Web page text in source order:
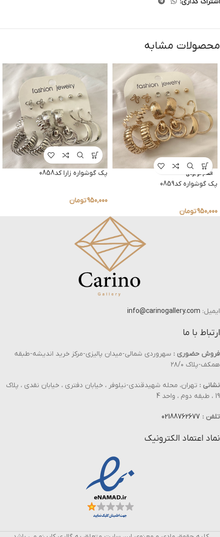
محصولات مشابه
اتمام موجودی
پک گوشواره کد0859
950,000تومان
پک گوشواره زارا کد0858
950,000تومان
ایمیل: info@carinogallery.com
ارتباط با ما
فروش حضوری : سهروردی شمالی-میدان پالیزی-مرکز خرید اندیشه-طبقه
همکف-پلاک ۲۸/۰
نشانی : تهران، محله شهیدقندی-نیلوفر ، خیابان دفتری ، خیابان نقدی ، پلاک
19 ، طبقه دوم ، واحد 4
تلفن : 02188762677
نماد اعتماد الکترونیک